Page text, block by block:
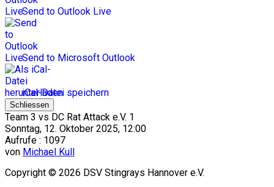
Send to Outlook Live
Send to Microsoft Outlook
iCal-Datei speichern
Schliessen
Team 3 vs DC Rat Attack e.V. 1
Sonntag, 12. Oktober 2025, 12:00
Aufrufe : 1097
von Michael Kull
Copyright © 2026 DSV Stingrays Hannover e.V.